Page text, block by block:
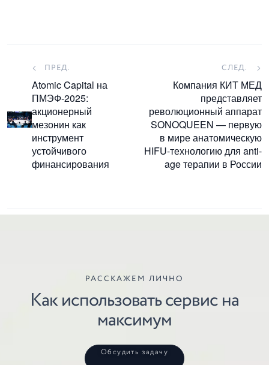
ПРЕД.
Atomic Capital на
ПМЭФ-2025:
акционерный
мезонин как
инструмент
устойчивого
финансирования
СЛЕД.
Компания КИТ МЕД
представляет
революционный аппарат
SONOQUEEN — первую
в мире анатомическую
HIFU-технологию для anti-
age терапии в России
РАССКАЖЕМ ЛИЧНО
Как использовать сервис на
максимум
Обсудить задачу